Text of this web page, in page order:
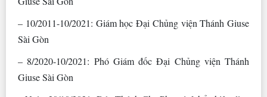
– 10/2011-10/2021: Giám học Đại Chủng viện Thánh Giuse
Sài Gòn
– 8/2020-10/2021: Phó Giám đốc Đại Chủng viện Thánh
Giuse Sài Gòn